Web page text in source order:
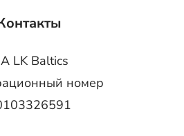
LK Baltics
номер